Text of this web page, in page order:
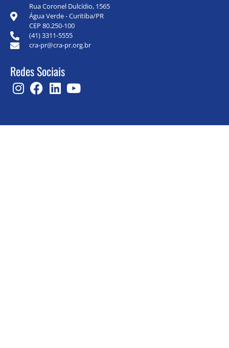
Rua Coronel Dulcídio, 1565
Água Verde - Curitiba/PR
CEP 80.250-100
(41) 3311-5555
cra-pr@cra-pr.org.br
Redes Sociais